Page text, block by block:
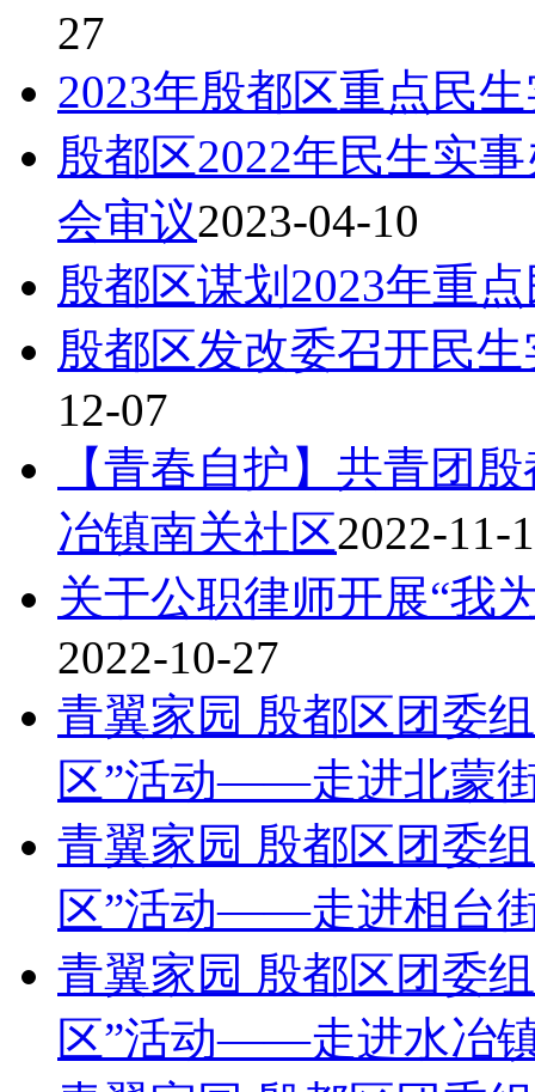
27
2023年殷都区重点民
殷都区2022年民生实
会审议2023-04-10
殷都区谋划2023年重
殷都区发改委召开民
12-07
【青春自护】共青团
冶镇南关社区2022-11-
关于公职律师开展“我
2022-10-27
青翼家园 殷都区团委
区”活动——走进北蒙
青翼家园 殷都区团委
区”活动——走进相台
青翼家园 殷都区团委
区”活动——走进水冶